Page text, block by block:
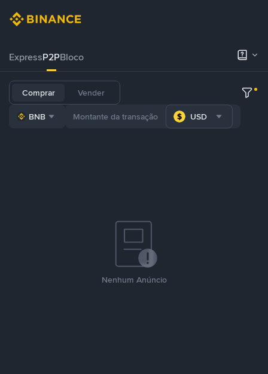
ExpressP2PBloco
Comprar Vender
BNB USD
Nenhum Anúncio